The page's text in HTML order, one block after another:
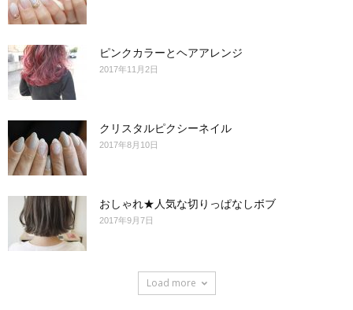
ピンクカラーとヘアアレンジ
2017年11月2日
クリスタルピクシーネイル
2017年8月10日
おしゃれ★人気な切りっぱなしボブ
2017年9月7日
Load more